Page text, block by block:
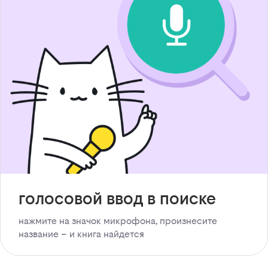
голосовой ввод в поиске
нажмите на значок микрофона, произнесите
название – и книга найдется